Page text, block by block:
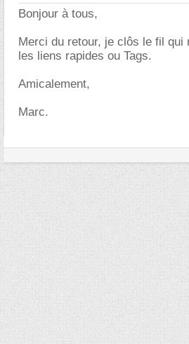
Bonjour à tous,
Merci du retour, je clôs le fil qui
les liens rapides ou Tags.
Amicalement,
Marc.